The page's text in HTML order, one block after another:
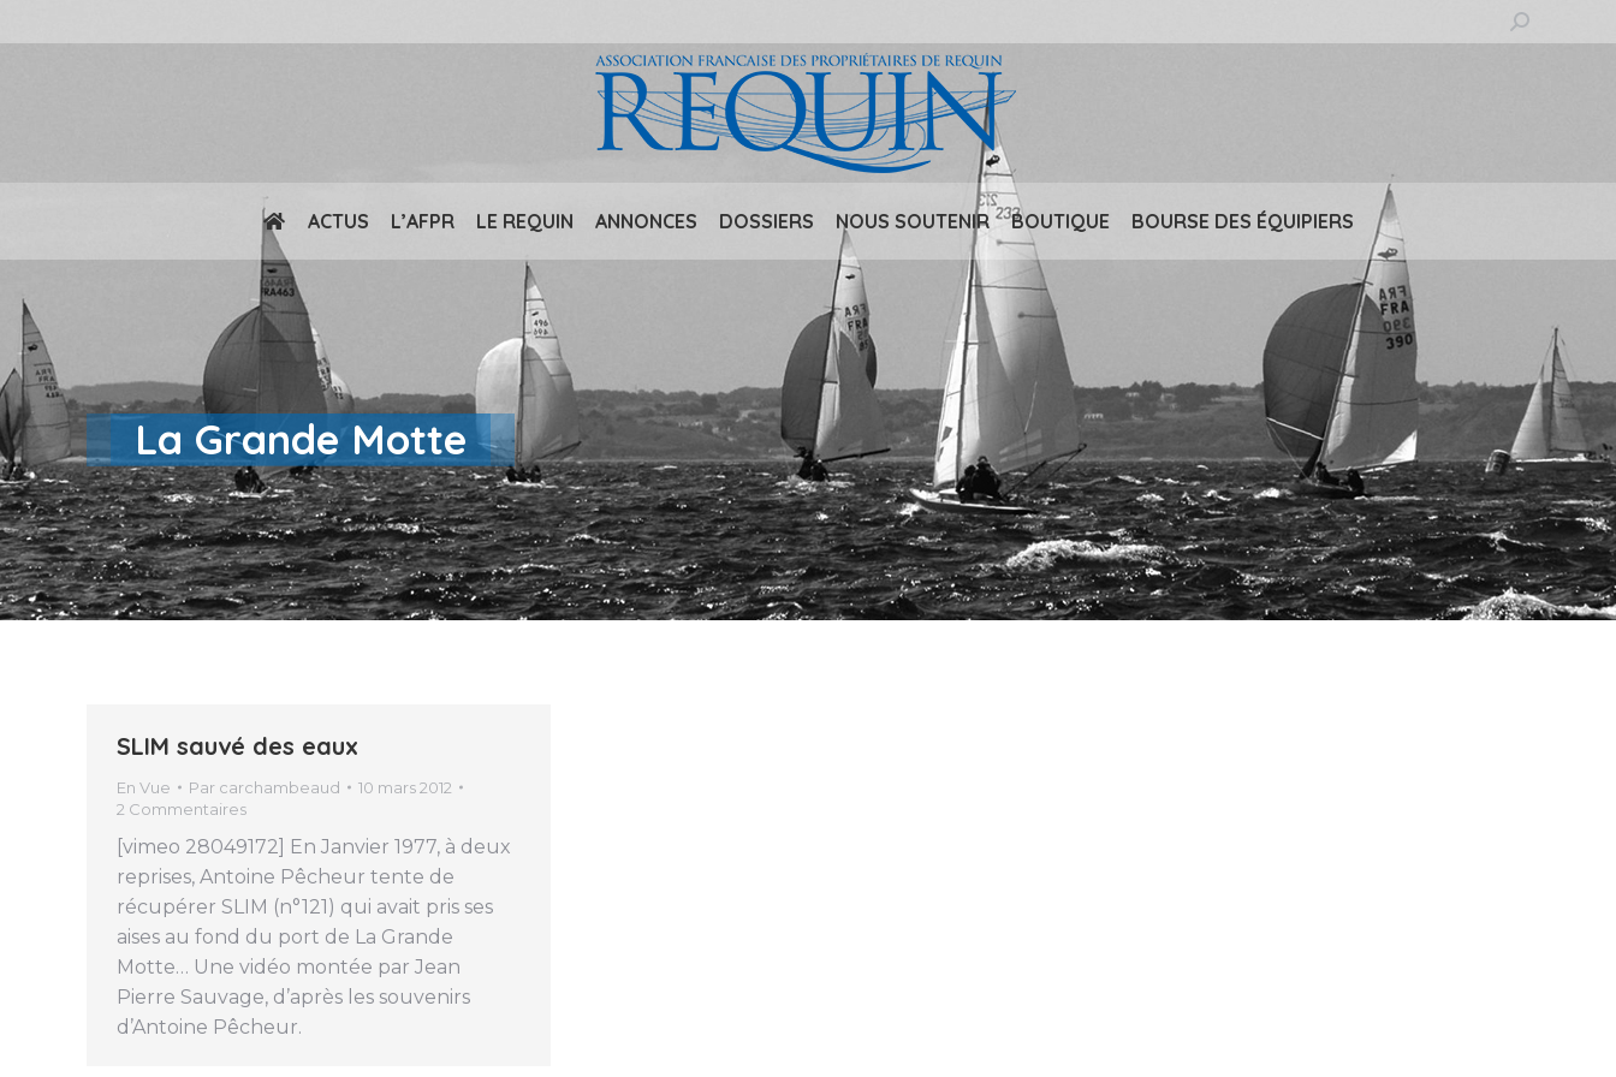
Recherche
:
ACTUS L’AFPR LE REQUIN ANNONCES DOSSIERS NOUS SOUTENIR BOUTIQUE BOURSE DES ÉQUIPIERS
La Grande Motte
SLIM sauvé des eaux
En Vue Par carchambeaud
10 mars 2012
2 Commentaires
[vimeo 28049172] En Janvier 1977, à deux
reprises, Antoine Pêcheur tente de
récupérer SLIM (n°121) qui avait pris ses
aises au fond du port de La Grande
Motte… Une vidéo montée par Jean
Pierre Sauvage, d’après les souvenirs
d’Antoine Pêcheur.